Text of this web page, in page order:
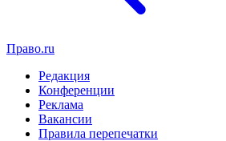
Право.ru
Редакция
Конференции
Реклама
Вакансии
Правила перепечатки